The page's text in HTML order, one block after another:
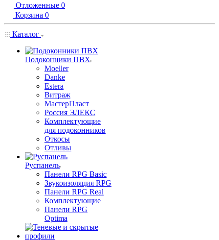
Отложенные 0
Корзина 0
Каталог
Подоконники ПВХ
Moeller
Danke
Estera
Витраж
МастерПласт
Россия ЭЛЕКС
Комплектующие
для подоконников
Откосы
Отливы
Руспанель
Панели RPG Basic
Звукоизоляция RPG
Панели RPG Real
Комплектующие
Панели RPG
Optima